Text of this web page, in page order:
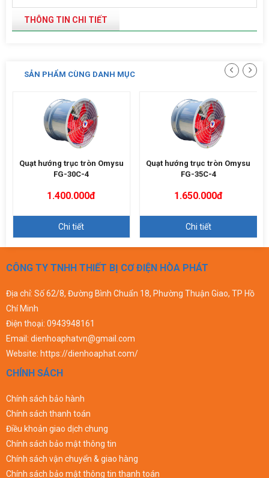
THÔNG TIN CHI TIẾT
SẢN PHẨM CÙNG DANH MỤC
Quạt hướng trục tròn Omysu
FG-30C-4
1.400.000đ
Chi tiết
Quạt hướng trục tròn Omysu
FG-35C-4
1.650.000đ
Chi tiết
CÔNG TY TNHH THIẾT BỊ CƠ ĐIỆN HÒA PHÁT
Địa chỉ: Số 62/8, Đường Bình Chuẩn 18, Phường Thuận Giao, TP Hồ
Chí Minh
Điện thoại: 0943948161
Email: dienhoaphatvn@gmail.com
Website: https://dienhoaphat.com/
CHÍNH SÁCH
Chính sách bảo hành
Chính sách thanh toán
Điều khoản giao dịch chung
Chính sách bảo mật thông tin
Chính sách vận chuyển & giao hàng
Chính sách bảo mật thông tin thanh toán